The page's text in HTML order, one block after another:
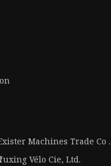
Machines Trade Co
Vélo Cie, Ltd.